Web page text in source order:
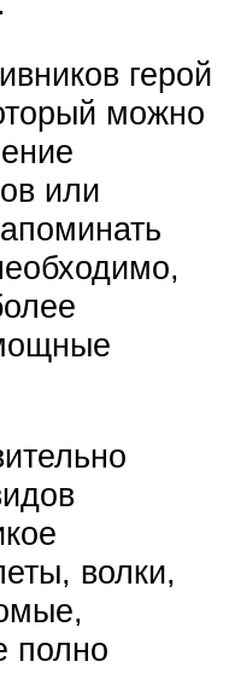
герой
можно
или
волки,
полно